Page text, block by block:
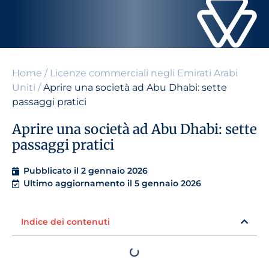
Home / Licenze commerciali negli Emirati Arabi
Uniti /Aprire una società ad Abu Dhabi: sette
passaggi pratici
Aprire una società ad Abu Dhabi: sette
passaggi pratici
Pubblicato il 2 gennaio 2026
Ultimo aggiornamento il 5 gennaio 2026
Indice dei contenuti